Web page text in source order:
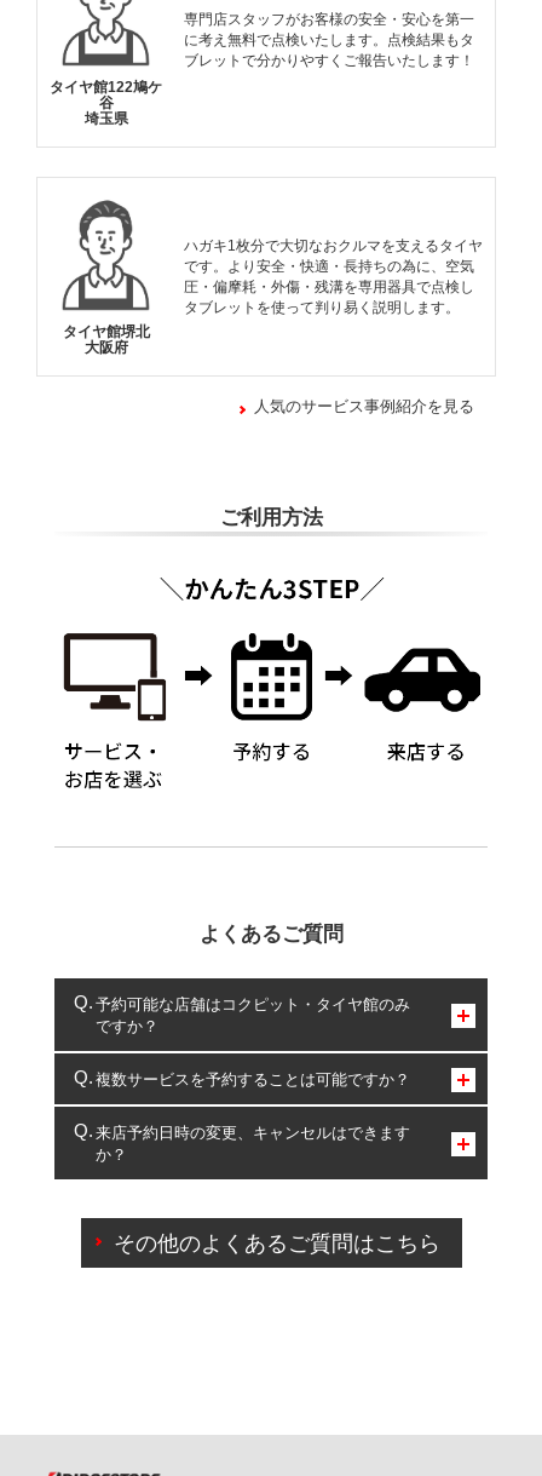
タイヤ館122鳩ケ
谷
埼玉県
専門店スタッフがお客様の安全・安心を第一
に考え無料で点検いたします。点検結果もタ
ブレットで分かりやすくご報告いたします！
タイヤ館堺北
大阪府
ハガキ1枚分で大切なおクルマを支えるタイヤ
です。より安全・快適・長持ちの為に、空気
圧・偏摩耗・外傷・残溝を専用器具で点検し
タブレットを使って判り易く説明します。
人気のサービス事例紹介を見る
ご利用方法
よくあるご質問
予約可能な店舗はコクピット・タイヤ館のみ
ですか？
コクピット・タイヤ館のみとなります。
複数サービスを予約することは可能ですか？
複数サービスのご予約は可能です。
一部の商品・サービスの組み合わせに限り、同時にご予約が
出来ないものもございます。
来店予約日時の変更、キャンセルはできます
か？
ご来店予約日の3営業日前を過ぎている場合のご予約
の日時変更につきましては、直接ご予約の店舗まで
その他のよくあるご質問はこちら